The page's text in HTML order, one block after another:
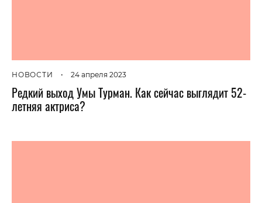
НОВОСТИ • 24 апреля 2023
Редкий выход Умы Турман. Как сейчас выглядит 52-
летняя актриса?